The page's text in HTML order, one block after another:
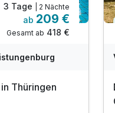
3 Tage | 2 Nächte
ab 209 €
Gesamt ab 418 €
Thüringen